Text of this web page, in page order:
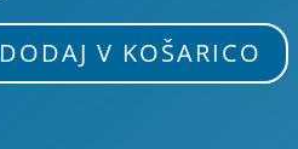
DODAJ V KOŠARICO